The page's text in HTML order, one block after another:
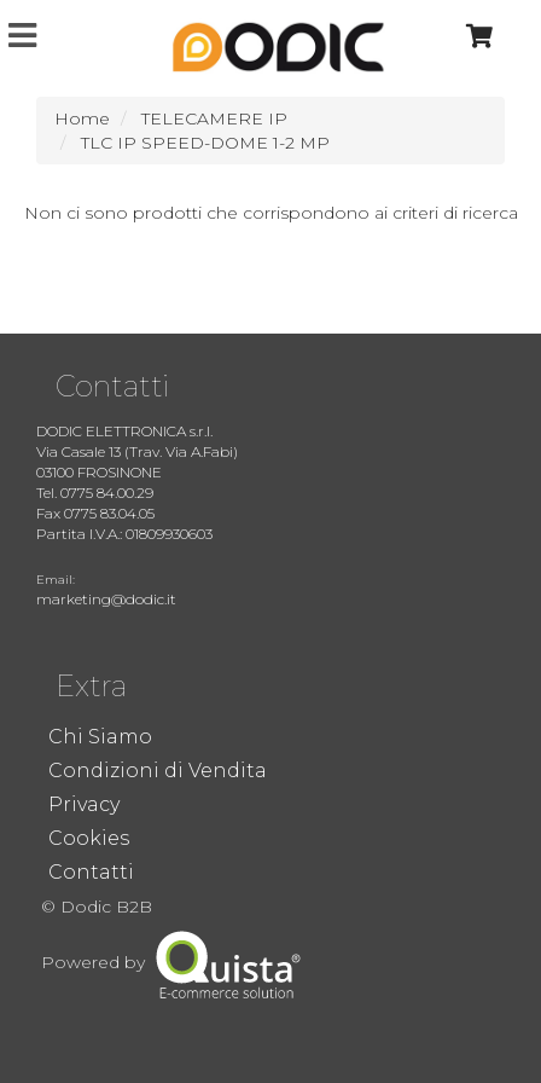
Home
TELECAMERE IP
TLC IP SPEED-DOME 1-2 MP
Non ci sono prodotti che corrispondono ai criteri di ricerca
Contatti
DODIC ELETTRONICA s.r.l.
Via Casale 13 (Trav. Via A.Fabi)
03100 FROSINONE
Tel. 0775 84.00.29
Fax 0775 83.04.05
Partita I.V.A.: 01809930603
Email:
marketing@dodic.it
Extra
Chi Siamo
Condizioni di Vendita
Privacy
Cookies
Contatti
© Dodic B2B
Powered by